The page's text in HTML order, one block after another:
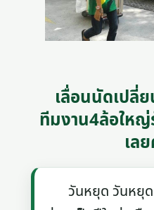
เลื่อนนัดเปลี่
ทีมงาน4ล้อให
เล
วันหยุด วันหยุด